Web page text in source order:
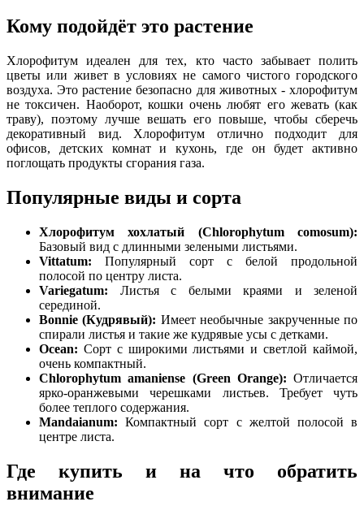
Кому подойдёт это растение
Хлорофитум идеален для тех, кто часто забывает полить
цветы или живет в условиях не самого чистого городского
воздуха. Это растение безопасно для животных - хлорофитум
не токсичен. Наоборот, кошки очень любят его жевать (как
траву), поэтому лучше вешать его повыше, чтобы сберечь
декоративный вид. Хлорофитум отлично подходит для
офисов, детских комнат и кухонь, где он будет активно
поглощать продукты сгорания газа.
Популярные виды и сорта
Хлорофитум хохлатый (Chlorophytum comosum):
Базовый вид с длинными зелеными листьями.
Vittatum: Популярный сорт с белой продольной
полосой по центру листа.
Variegatum: Листья с белыми краями и зеленой
серединой.
Bonnie (Кудрявый): Имеет необычные закрученные по
спирали листья и такие же кудрявые усы с детками.
Ocean: Сорт с широкими листьями и светлой каймой,
очень компактный.
Chlorophytum amaniense (Green Orange): Отличается
ярко-оранжевыми черешками листьев. Требует чуть
более теплого содержания.
Mandaianum: Компактный сорт с желтой полосой в
центре листа.
Где купить и на что обратить
внимание